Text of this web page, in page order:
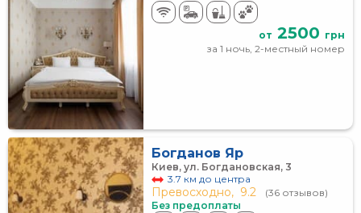
от 2500 грн
за 1 ночь, 2-местный номер
Богданов Яр
Киев, ул. Богдановская, 3
3.7 км до центра
Превосходно, 9.2
(36 отзывов)
Без предоплаты